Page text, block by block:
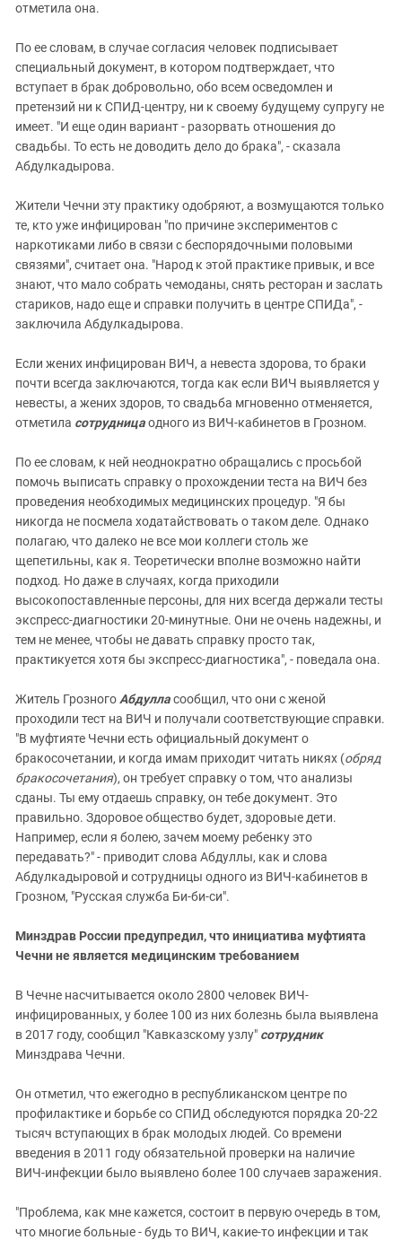
отметила она.
По ее словам, в случае согласия человек подписывает
специальный документ, в котором подтверждает, что
вступает в брак добровольно, обо всем осведомлен и
претензий ни к СПИД-центру, ни к своему будущему супругу не
имеет. "И еще один вариант - разорвать отношения до
свадьбы. То есть не доводить дело до брака", - сказала
Абдулкадырова.
Жители Чечни эту практику одобряют, а возмущаются только
те, кто уже инфицирован "по причине экспериментов с
наркотиками либо в связи с беспорядочными половыми
связями", считает она. "Народ к этой практике привык, и все
знают, что мало собрать чемоданы, снять ресторан и заслать
стариков, надо еще и справки получить в центре СПИДа", -
заключила Абдулкадырова.
Если жених инфицирован ВИЧ, а невеста здорова, то браки
почти всегда заключаются, тогда как если ВИЧ выявляется у
невесты, а жених здоров, то свадьба мгновенно отменяется,
отметила сотрудницаодного из ВИЧ-кабинетов в Грозном.
По ее словам, к ней неоднократно обращались с просьбой
помочь выписать справку о прохождении теста на ВИЧ без
проведения необходимых медицинских процедур. "Я бы
никогда не посмела ходатайствовать о таком деле. Однако
полагаю, что далеко не все мои коллеги столь же
щепетильны, как я. Теоретически вполне возможно найти
подход. Но даже в случаях, когда приходили
высокопоставленные персоны, для них всегда держали тесты
экспресс-диагностики 20-минутные. Они не очень надежны, и
тем не менее, чтобы не давать справку просто так,
практикуется хотя бы экспресс-диагностика", - поведала она.
Житель ГрозногоАбдулласообщил, что они с женой
проходили тест на ВИЧ и получали соответствующие справки.
"В муфтияте Чечни есть официальный документ о
бракосочетании, и когда имам приходит читать никях (обряд
бракосочетания), он требует справку о том, что анализы
сданы. Ты ему отдаешь справку, он тебе документ. Это
правильно. Здоровое общество будет, здоровые дети.
Например, если я болею, зачем моему ребенку это
передавать?" - приводит слова Абдуллы, как и слова
Абдулкадыровой и сотрудницы одного из ВИЧ-кабинетов в
Грозном, "Русская служба Би-би-си".
Минздрав России предупредил, что инициатива муфтията
Чечни не является медицинским требованием
В Чечне насчитывается около 2800 человек ВИЧ-
инфицированных, у более 100 из них болезнь была выявлена
в 2017 году, сообщил "Кавказскому узлу" сотрудник
Минздрава Чечни.
Он отметил, что ежегодно в республиканском центре по
профилактике и борьбе со СПИД обследуются порядка 20-22
тысяч вступающих в брак молодых людей. Со времени
введения в 2011 году обязательной проверки на наличие
ВИЧ-инфекции было выявлено более 100 случаев заражения.
"Проблема, как мне кажется, состоит в первую очередь в том,
что многие больные - будь то ВИЧ, какие-то инфекции и так